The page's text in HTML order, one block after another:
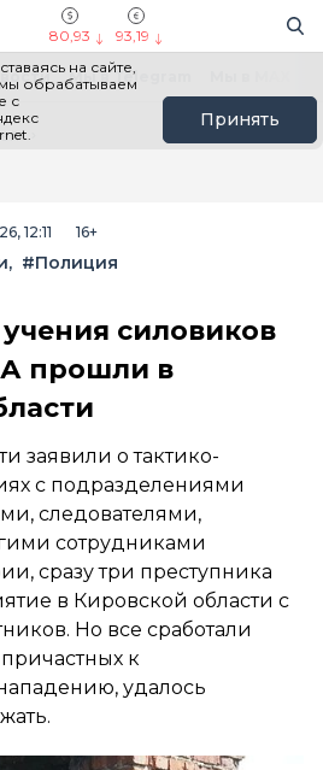
80,93 93,19
на сайте,
мы обрабатываем
с
Принять
Мы в Telegram
12:11 16+
#Полиция
силовиков
прошли в
заявили о тактико-
с подразделениями
следователями,
сотрудниками
сразу три преступника
в Кировской области с
Но все сработали
к
удалось